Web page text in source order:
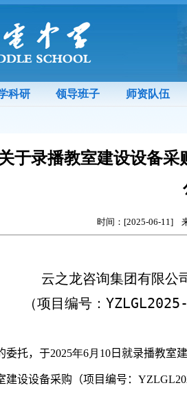
科研 领导班子 师资队伍
于录播教室建设设备
时间：[2025-06-11]
云之龙咨询集团有限公
（项目编号：
托， 于2025年6月 10日 就录播教室
设设备采购（项目编号：